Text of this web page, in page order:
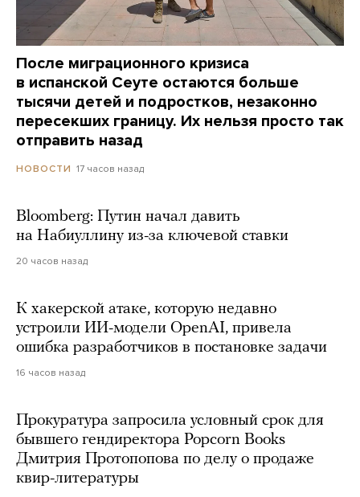
После миграционного кризиса
в испанской Сеуте остаются больше
тысячи детей и подростков, незаконно
пересекших границу. Их нельзя просто так
отправить назад
НОВОСТИ 17 часов назад
Bloomberg: Путин начал давить
на Набиуллину из-за ключевой ставки
20 часов назад
К хакерской атаке, которую недавно
устроили ИИ-модели OpenAI, привела
ошибка разработчиков в постановке задачи
16 часов назад
Прокуратура запросила условный срок для
бывшего гендиректора Popcorn Books
Дмитрия Протопопова по делу о продаже
квир-литературы